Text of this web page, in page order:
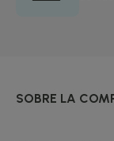
SOBRE LA